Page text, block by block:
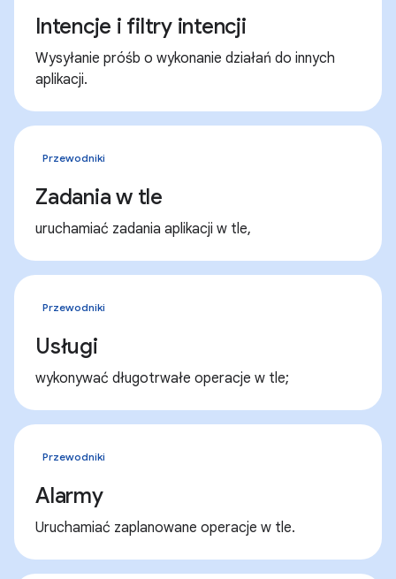
Intencje i filtry intencji
Wysyłanie próśb o wykonanie działań do innych
aplikacji.
Przewodniki
Zadania w tle
uruchamiać zadania aplikacji w tle,
Przewodniki
Usługi
wykonywać długotrwałe operacje w tle;
Przewodniki
Alarmy
Uruchamiać zaplanowane operacje w tle.